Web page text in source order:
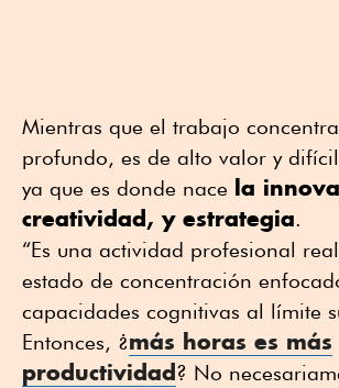
Mientras que el trabajo
profundo, es de alto valor y
ya que es donde nace la
creatividad, y estrategia.
“Es una actividad profesional
estado de concentración
capacidades cognitivas al límite
Entonces, ¿más horas es más
productividad ? No